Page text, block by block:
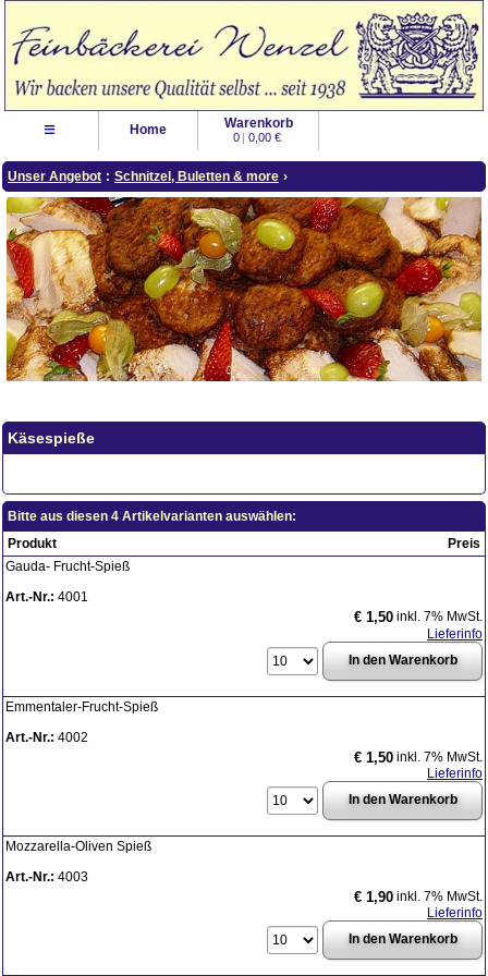
≡ Home Warenkorb
0 | 0,00 €
Unser Angebot : Schnitzel, Buletten & more ›
Käsespieße
Bitte aus diesen 4 Artikelvarianten auswählen:
Produkt
Preis
Gauda- Frucht-Spieß
Art.-Nr.: 4001
€ 1,50 inkl. 7% MwSt.
Lieferinfo
Emmentaler-Frucht-Spieß
Art.-Nr.: 4002
€ 1,50 inkl. 7% MwSt.
Lieferinfo
Mozzarella-Oliven Spieß
Art.-Nr.: 4003
€ 1,90 inkl. 7% MwSt.
Lieferinfo